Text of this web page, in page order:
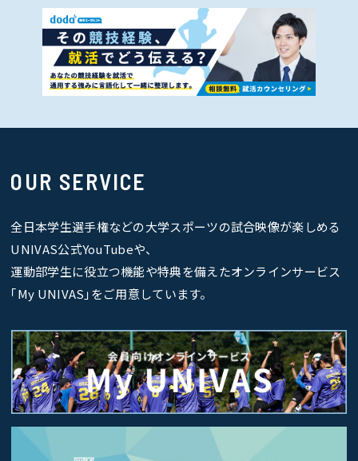
OUR SERVICE
全日本学生選手権などの大学スポーツの試合映像が楽しめる
UNIVAS公式YouTubeや、
運動部学生に役立つ機能や特典を備えたオンラインサービス
｢My UNIVAS｣をご用意しています。